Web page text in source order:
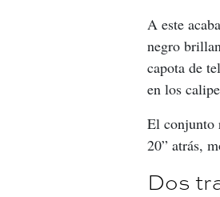
A este
negro
capota de
en los
El conjunto
20” atrás,
Dos